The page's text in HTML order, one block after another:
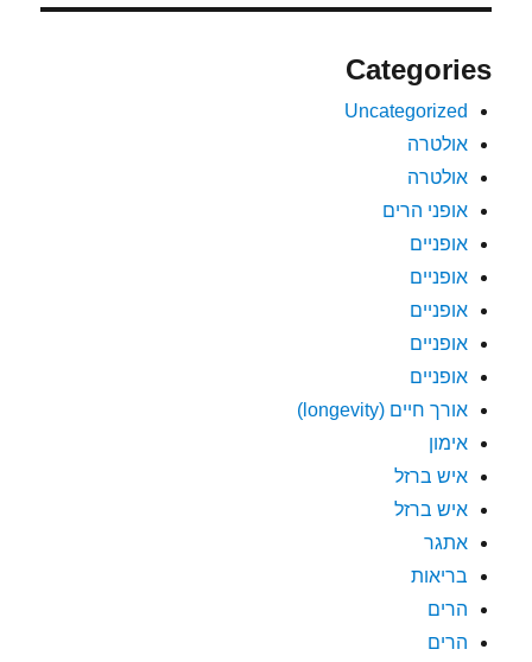
Categories
Uncategorized
אולטרה
אולטרה
אופני הרים
אופניים
אופניים
אופניים
אופניים
אופניים
אורך חיים (longevity)
אימון
איש ברזל
איש ברזל
אתגר
בריאות
הרים
הרים